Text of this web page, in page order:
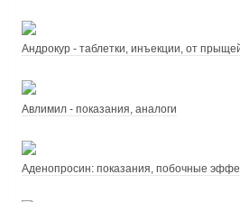
Андрокур - таблетки, инъекции, от
Авлимил - показания, аналоги
Аденопросин: показания, побочные